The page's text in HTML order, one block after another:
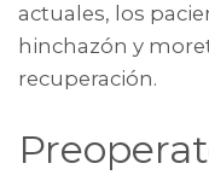
actuales, los
hinchazón y
recuperación.